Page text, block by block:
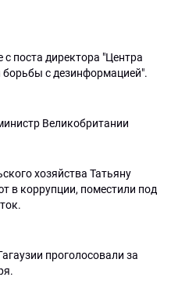
поста директора "Центра
борьбы с дезинформацией".
Великобритании
хозяйства Татьяну
в коррупции, поместили под
проголосовали за